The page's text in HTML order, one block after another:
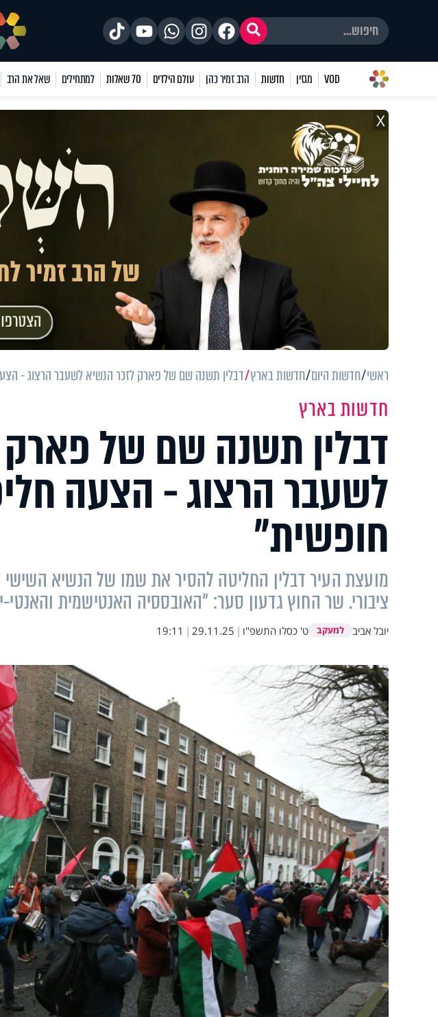
VOD מגזין חדשות הרב זמיר כהן עולם הילדים 70 שאלות למתחילים שאל את הרב
X
ראשי חדשות היום חדשות בארץ דבלין תשנה שם של פארק לזכר הנשיא לשעבר הרצוג -
חדשות בארץ
דבלין תשנה שם של
לשעבר הרצוג - הצעה
חופשית״
מועצת העיר דבלין החליטה להסיר את שמו של הנשיא
ציבורי. שר החוץ גדעון סער: "האובססיה האנטישמית
יובל אביב למעקב ט' כסלו התשפ"ו |
29.11.25
|
19:11